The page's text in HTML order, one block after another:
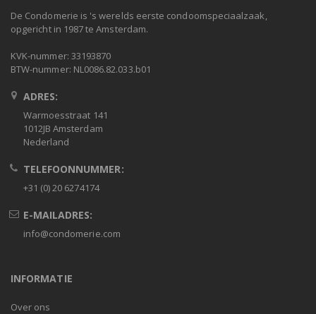
De Condomerie is 's werelds eerste condoomspeciaalzaak,
opgericht in 1987 te Amsterdam.
KVK-nummer: 33193870
BTW-nummer: NL0086.82.033.b01
ADRES:
Warmoesstraat 141
1012JB Amsterdam
Nederland
TELEFOONNUMMER:
+31 (0) 20 6274174
E-MAILADRES:
info@condomerie.com
INFORMATIE
Over ons